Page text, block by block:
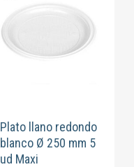
hasta
€5,95
Plato llano redondo
blanco Ø 250 mm 5
ud Maxi